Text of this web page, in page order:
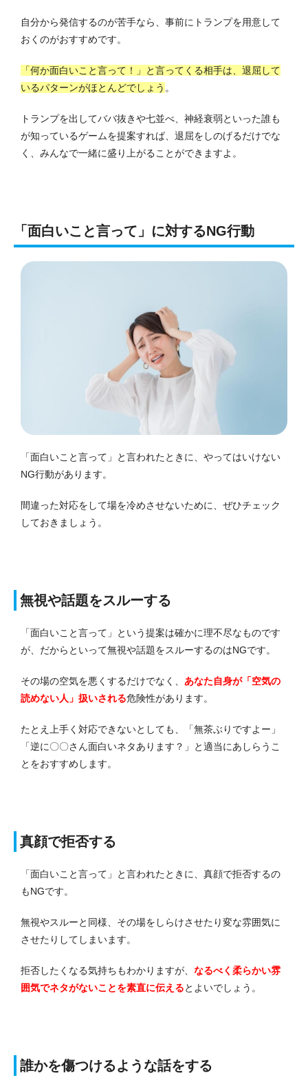
自分から発信するのが苦手なら、事前にトランプを用意して
おくのがおすすめです。
「何か面白いこと言って！」と言ってくる相手は、退屈して
いるパターンがほとんどでしょう 。
トランプを出してババ抜きや七並べ、神経衰弱といった誰も
が知っているゲームを提案すれば、退屈をしのげるだけでな
く、みんなで一緒に盛り上がることができますよ。
「面白いこと言って」に対するNG行動
「面白いこと言って」と言われたときに、やってはいけない
NG行動があります。
間違った対応をして場を冷めさせないために、ぜひチェック
しておきましょう。
無視や話題をスルーする
「面白いこと言って」という提案は確かに理不尽なものです
が、だからといって無視や話題をスルーするのはNGです。
その場の空気を悪くするだけでなく、 あなた自身が「空気の
読めない人」扱いされる危険性があります。
たとえ上手く対応できないとしても、「無茶ぶりですよー」
「逆に〇〇さん面白いネタあります？」と適当にあしらうこ
とをおすすめします。
真顔で拒否する
「面白いこと言って」と言われたときに、真顔で拒否するの
もNGです。
無視やスルーと同様、その場をしらけさせたり変な雰囲気に
させたりしてしまいます。
拒否したくなる気持ちもわかりますが、 なるべく柔らかい雰
囲気でネタがないことを素直に伝えるとよいでしょう。
誰かを傷つけるような話をする